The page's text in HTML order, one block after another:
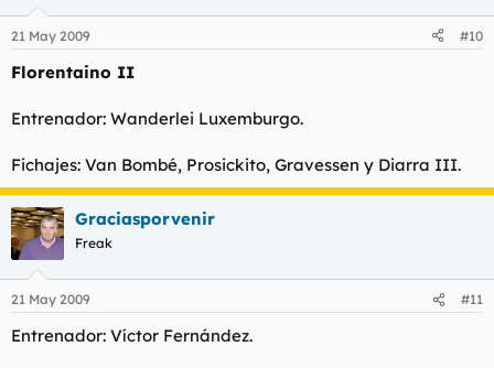
21 May 2009 #10
Florentaino II
Entrenador: Wanderlei Luxemburgo.
Fichajes: Van Bombé, Prosickito, Gravessen y Diarra III.
Graciasporvenir
Freak
21 May 2009 #11
Entrenador: Víctor Fernández.